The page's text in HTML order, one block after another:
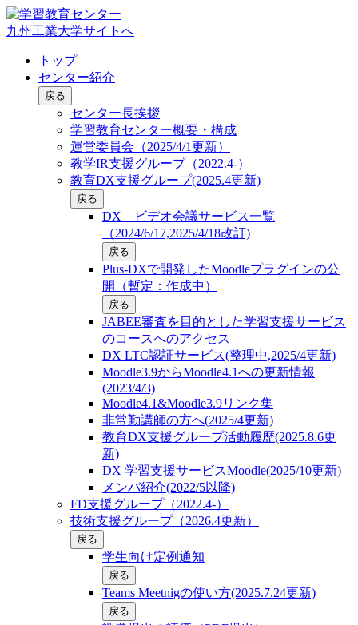
九州工業大学サイトへ
トップ
センター紹介
戻る
センター長挨拶
学習教育センター概要・構成
運営委員会（2025/4/1更新）
教学IR支援グループ（2022.4-）
教育DX支援グループ(2025.4更新)
戻る
DX ビデオ会議サービス一覧
（2024/6/17,2025/4/18改訂)
戻る
Plus-DXで開発したMoodleプラグインの公
開（暫定：作成中）
戻る
JABEE審査を目的とした学習支援サービス
のコースへのアクセス
DX LTC認証サービス(整理中,2025/4更新)
Moodle3.9からMoodle4.1への更新情報
(2023/4/3)
Moodle4.1&Moodle3.9リンク集
非常勤講師の方へ(2025/4更新)
教育DX支援グループ活動履歴(2025.8.6更
新)
DX 学習支援サービスMoodle(2025/10更新)
メンバ紹介(2022/5以降)
FD支援グループ（2022.4-）
技術支援グループ（2026.4更新）
戻る
学生向け定例通知
戻る
Teams Meetnigの使い方(2025.7.24更新)
戻る